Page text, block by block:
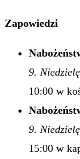
Zapowiedzi
9.
10:00 w
9.
15:00 w